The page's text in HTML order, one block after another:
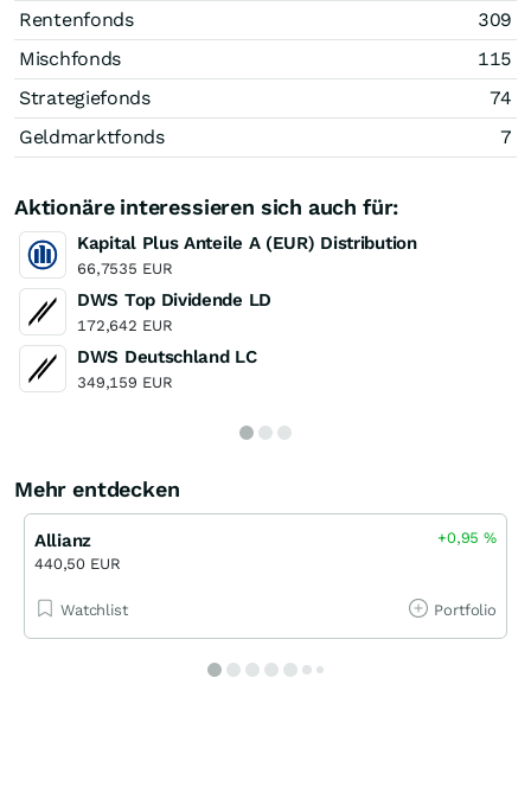
Rentenfonds
309
Mischfonds
115
Strategiefonds
74
Geldmarktfonds
7
Aktionäre interessieren sich auch für:
Kapital Plus Anteile A (EUR) Distribution
66,7535 EUR
DWS Top Dividende LD
172,642 EUR
DWS Deutschland LC
349,159 EUR
Mehr entdecken
Allianz
440,50 EUR
+0,95%
Watchlist Portfolio